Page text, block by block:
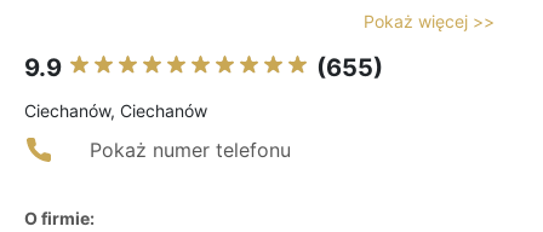
Pokaż więcej >>
9.9 (655)
Ciechanów, Ciechanów
Pokaż numer telefonu
O firmie: